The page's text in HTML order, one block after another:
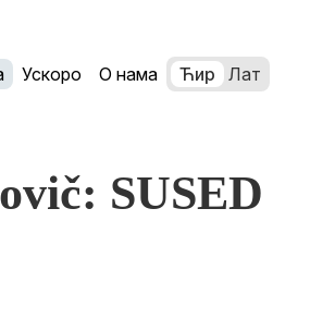
Ускоро О нама Ћир Лат
SUSED